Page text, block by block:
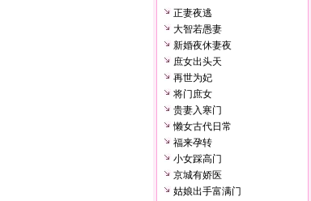
正妻夜逃
大智若愚妻
新婚夜休妻夜
庶女出头天
再世为妃
将门庶女
贵妻入寒门
懒女古代日常
福来孕转
小女踩高门
京城有娇医
姑娘出手富满门